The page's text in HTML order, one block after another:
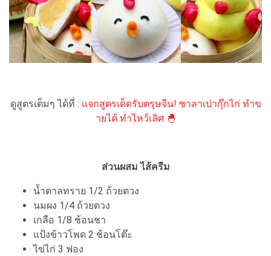
ดูสูตรเต็มๆ ได้ที่ : แจกสูตรเด็ดรับตรุษจีน! ซาลาเปากุ๊กไก่ ทำข
ายได้ ทำไหว้เลิศ 🐣
ส่วนผสม ไส้ครีม
น้ำตาลทราย 1/2 ถ้วยตวง
นมผง 1/4 ถ้วยตวง
เกลือ 1/8 ช้อนชา
แป้งข้าวโพด 2 ช้อนโต๊ะ
ไข่ไก่ 3 ฟอง